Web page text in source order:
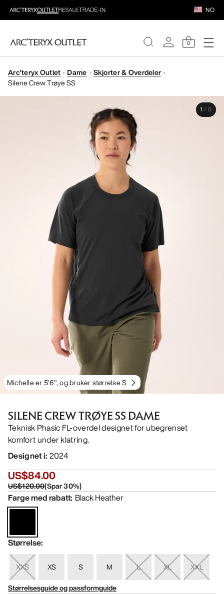
NO
0
DAMER
Arc'teryx Outlet Dame
Skjorter & Overdeler
Silene Crew Trøye SS
Michelle er 5'6", og bruker størrelse S
1 / 6
SILENE CREW TRØYE SS DAME
Teknisk Phasic FL-overdel designet for ubegrenset
komfort under klatring.
Designet i: 2024
US$84.00
US$120.00(Spar30%)
Farge med rabatt: Black Heather
Størrelse:
XXS XS S M L XL
XXL
Størrelsesguide og passformguide